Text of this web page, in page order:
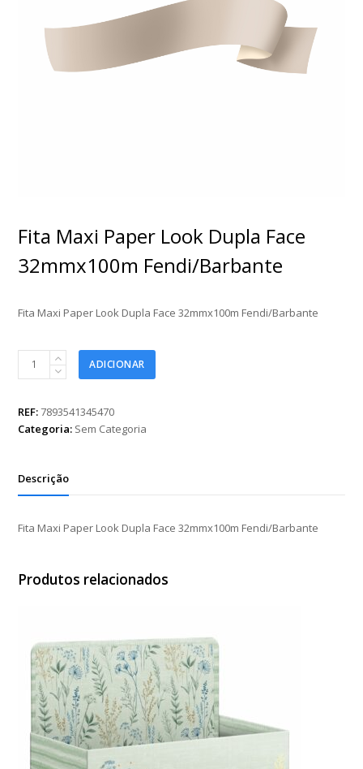
Fita Maxi Paper Look Dupla Face
32mmx100m Fendi/Barbante
Fita Maxi Paper Look Dupla Face 32mmx100m Fendi/Barbante
Fita
Look
Dupla
Fendi/Barbante
quantidade
ADICIONAR
REF:7893541345470
Categoria: Sem Categoria
Descrição
Fita Maxi Paper Look Dupla Face 32mmx100m Fendi/Barbante
Produtos relacionados